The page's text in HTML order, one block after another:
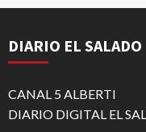
DIARIO EL SALADO
CANAL 5 ALBERTI
DIARIO DIGITAL EL